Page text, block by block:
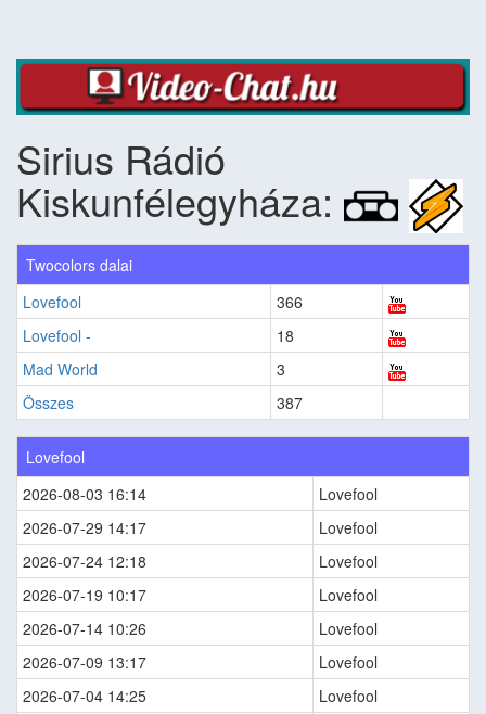
Sirius Rádió
Kiskunfélegyháza:
Twocolors dalai
Lovefool
366
Lovefool -
18
Mad World
3
Összes
387
Lovefool
2026-08-03 16:14
Lovefool
2026-07-29 14:17
Lovefool
2026-07-24 12:18
Lovefool
2026-07-19 10:17
Lovefool
2026-07-14 10:26
Lovefool
2026-07-09 13:17
Lovefool
2026-07-04 14:25
Lovefool